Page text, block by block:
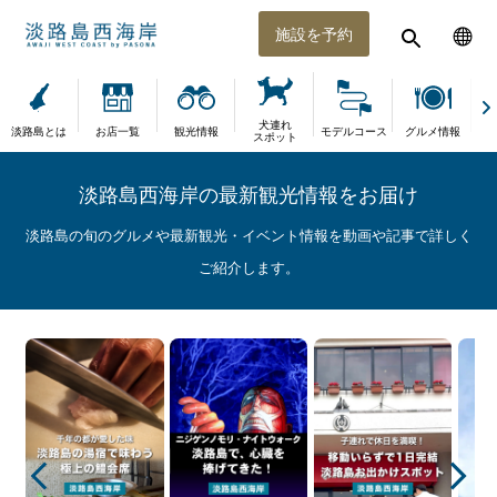
施設を予約
淡路島とは お店一覧 観光情報
犬連れ
スポット
モデルコース グルメ情報
淡路島西海岸の最新観光情報をお届け
淡路島の旬のグルメや最新観光・イベント情報を動画や記事で詳しく
ご紹介します。